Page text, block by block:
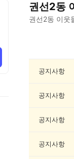
권선2동
권선2동 이웃
2
공지사항
공지사항
공지사항
공지사항